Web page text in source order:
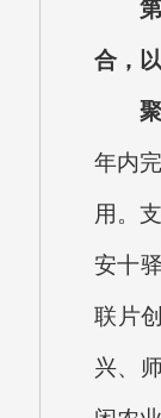
合，
年内
用。
安十
联片
兴、